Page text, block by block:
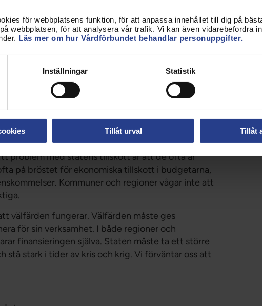
för webbplatsens funktion, för att anpassa innehållet till dig på
webbplatsen, för att analysera vår trafik. Vi kan även vidarebefordra
Läs mer om hur Vårdförbundet behandlar personuppgifter.
Inställningar Statistik
Tillåt urval Tillåt
och regioner de största nedskärningarna sedan
inte gå med underskott och tvingas därför skära
rimligt att lägga statens pengar på
ohållbar.Om en tredjedel av kollegorna byts
och hållbar verksamhet. Sveriges kommuner
behålla och rekrytera tillräcklig personal med rätt
för att skapa en god arbetsmiljö och
kvar och utvecklas med verksamheten.
vårbudget, då har politiken en chans att ge
problem med statens tillskott är att de ofta är
på bröstet för ekonomiska tillskott i budgetarna,
Kommuner och regioner vågar inte att
välfärden fungerar. Välfärden måste ges
för sin verksamhet. I både regioner och
finansieringen själva. Staten måste ta ett större
stå stark i tider av kris och krig. Vi förväntar oss att